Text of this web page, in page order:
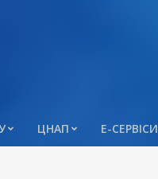
ЦНАП Е-СЕРВІСИ